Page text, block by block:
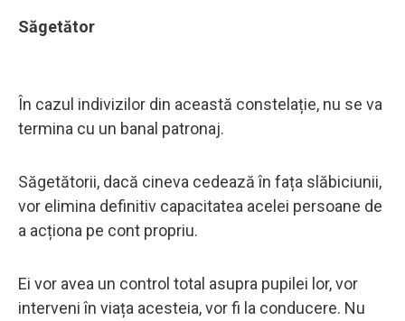
Săgetător
În cazul indivizilor din această constelație, nu se va
termina cu un banal patronaj.
Săgetătorii, dacă cineva cedează în fața slăbiciunii,
vor elimina definitiv capacitatea acelei persoane de
a acționa pe cont propriu.
Ei vor avea un control total asupra pupilei lor, vor
interveni în viața acesteia, vor fi la conducere. Nu